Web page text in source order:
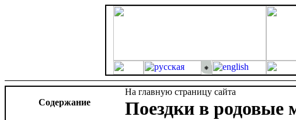
Cодержание
На главную страницу сайта
Поездки в родовые